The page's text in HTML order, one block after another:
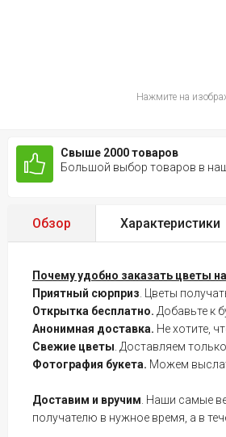
Нажмите на
Свыше 2000 товаров
Большой выбор товаров в
Обзор Характеристики
Почему удобно заказать цветы
Приятный сюрприз . Цветы
Открытка бесплатно. Добавьте к
Анонимная доставка. Не хотите,
Свежие цветы . Доставляем
Фотография букета. Можем
Доставим и вручим . Наши самые
получателю в нужное время, а в